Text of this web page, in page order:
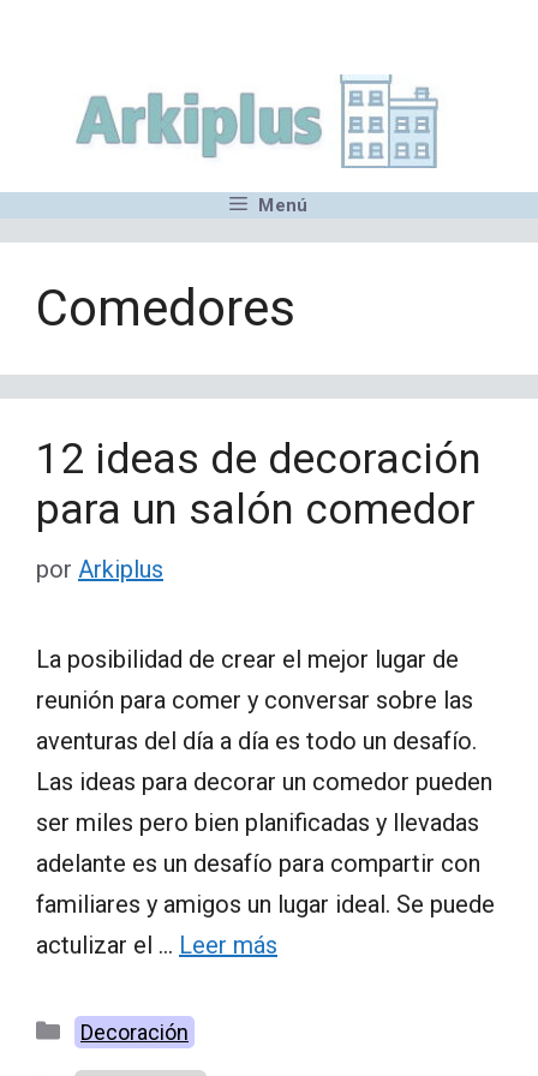
contenido
Menú
Comedores
12 ideas de decoración
para un salón comedor
por Arkiplus
La posibilidad de crear el mejor lugar de
reunión para comer y conversar sobre las
aventuras del día a día es todo un desafío.
Las ideas para decorar un comedor pueden
ser miles pero bien planificadas y llevadas
adelante es un desafío para compartir con
familiares y amigos un lugar ideal. Se puede
actulizar el … Leer más
Categorías
Decoración